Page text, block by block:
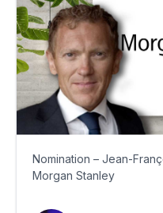
Nomination – Jean-
Morgan Stanley